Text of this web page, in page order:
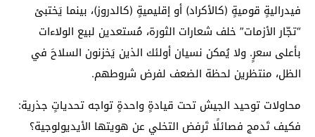
فيدراليةٍ قوميةٍ (كالأكراد) أو إقليميةٍ (كالدروز)، بينما يَختبئ
“تجّار الأزمات” خلف شعارات الثورة، مُستعدين لبيع الولاءات
بأعلى سعرٍ. ولا يُمكن نسيان أولئك الذين يَخزنون السلاحَ في
الظل، منتظرين لحظة الضعف لفرض شروطهم.
محاولات توحيد الجيش تحت قيادةٍ واحدةٍ تواجه تحدياتٍ جذرية:
فكيف تَدمج فصائلًا تَرفض التخلي عن هويتها الأيديولوجية؟